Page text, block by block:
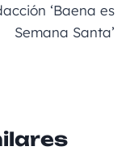
‘Baena es
Semana Santa’